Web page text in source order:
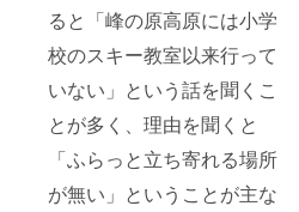
ると「峰の原高原には小学
校のスキー教室以来行って
いない」という話を聞くこ
とが多く、理由を聞くと
「ふらっと立ち寄れる場所
が無い」ということが主な